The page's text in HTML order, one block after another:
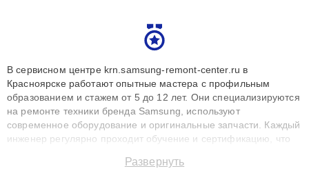
В сервисном центре krn.samsung-remont-center.ru в
Красноярске работают опытные мастера с профильным
образованием и стажем от 5 до 12 лет. Они специализируются
на ремонте техники бренда Samsung, используют
современное оборудование и оригинальные запчасти. Каждый
инженер регулярно проходит обучение и сертификацию, что
восстанавливать технику с сохранением гарантии до 3 лет.
Развернуть